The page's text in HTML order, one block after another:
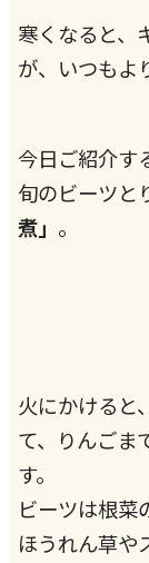
寒くなると、
が、いつもよ
今日ご紹介す
旬のビーツと
煮」 。
火にかけると
て、りんごま
す。
ビーツは根菜
ほうれん草や